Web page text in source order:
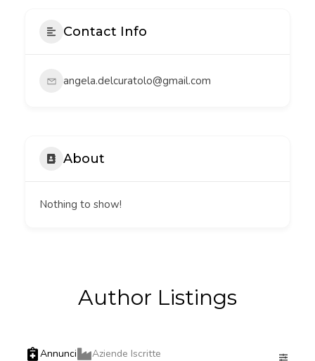
Contact Info
angela.delcuratolo@gmail.com
About
Nothing to show!
Author Listings
Annunci Aziende Iscritte